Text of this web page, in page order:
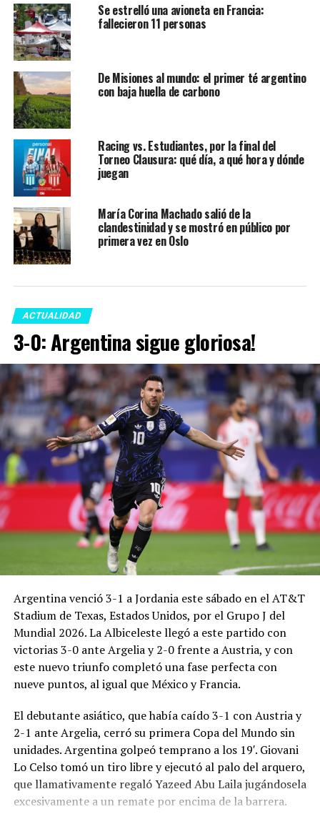
Se estrelló una avioneta en Francia:
fallecieron 11 personas
De Misiones al mundo: el primer té argentino
con baja huella de carbono
Racing vs. Estudiantes, por la final del
Torneo Clausura: qué día, a qué hora y dónde
juegan
María Corina Machado salió de la
clandestinidad y se mostró en público por
primera vez en Oslo
ACTUALIDAD
3-0: Argentina sigue gloriosa!
Argentina venció 3-1 a Jordania este sábado en el AT&T
Stadium de Texas, Estados Unidos, por el Grupo J del
Mundial 2026. La Albiceleste llegó a este partido con
victorias 3-0 ante Argelia y 2-0 frente a Austria, y con
este nuevo triunfo completó una fase perfecta con
nueve puntos, al igual que México y Francia.
El debutante asiático, que había caído 3-1 con Austria y
2-1 ante Argelia, cerró su primera Copa del Mundo sin
unidades. Argentina golpeó temprano a los 19′. Giovani
Lo Celso tomó un tiro libre y ejecutó al palo del arquero,
que llamativamente regaló Yazeed Abu Laila jugándosela
excesivamente a un remate por encima de la barrera.